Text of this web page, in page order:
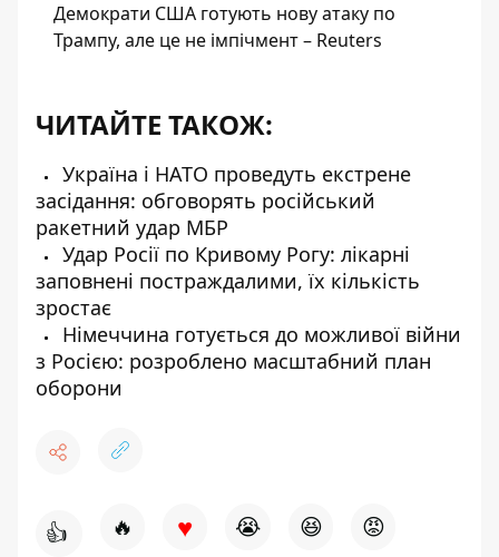
Демократи США готують нову атаку по
Трампу, але це не імпічмент – Reuters
ЧИТАЙТЕ ТАКОЖ:
Україна і НАТО проведуть екстрене
засідання: обговорять російський
ракетний удар МБР
Удар Росії по Кривому Рогу: лікарні
заповнені постраждалими, їх кількість
зростає
Німеччина готується до можливої війни
з Росією: розроблено масштабний план
оборони
👍 🔥 ♥ 😭 😆 😡